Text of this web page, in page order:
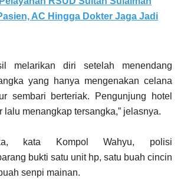
AC Hingga Dokter Jaga Jadi
melarikan diri setelah menendang
yang hanya mengenakan celana
sembari berteriak. Pengunjung hotel
lalu menangkap tersangka,” jelasnya.
kata Kompol Wahyu, polisi
bukti satu unit hp, satu buah cincin
senpi mainan.